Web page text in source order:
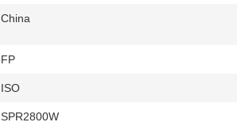
China
FP
ISO
SPR2800W